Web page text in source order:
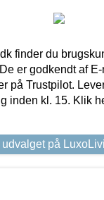
finder du
er godkendt af
på Trustpilot.
inden kl. 15. Klik
udvalget på